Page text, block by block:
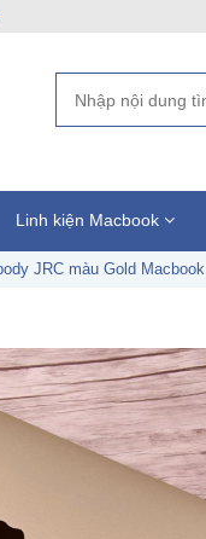
Linh kiện Macbook
JRC màu Gold Macbook